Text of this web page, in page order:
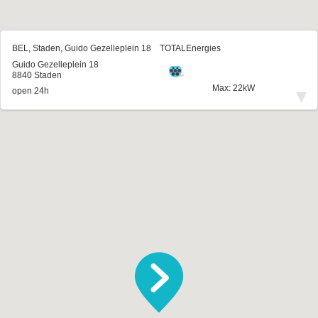
BEL, Staden, Guido Gezelleplein 18
TOTALEnergies
Guido Gezelleplein 18
8840 Staden
open 24h
Max: 22kW ▾